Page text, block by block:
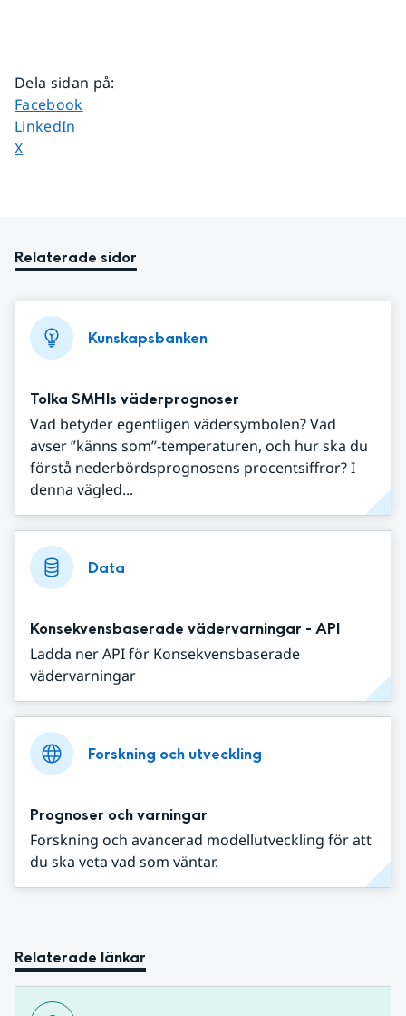
Dela sidan på:
Dela sidan på
Facebook
Dela sidan på
LinkedIn
Dela sidan på
X
Relaterade sidor
Kunskapsbanken
Tolka SMHIs väderprognoser
Vad betyder egentligen vädersymbolen? Vad
avser ”känns som”-temperaturen, och hur ska du
förstå nederbördsprognosens procentsiffror? I
denna vägled...
Data
Konsekvensbaserade vädervarningar - API
Ladda ner API för Konsekvensbaserade
vädervarningar
Forskning och utveckling
Prognoser och varningar
Forskning och avancerad modellutveckling för att
du ska veta vad som väntar.
Relaterade länkar